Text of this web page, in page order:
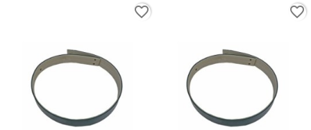
favorite_border favorite_border